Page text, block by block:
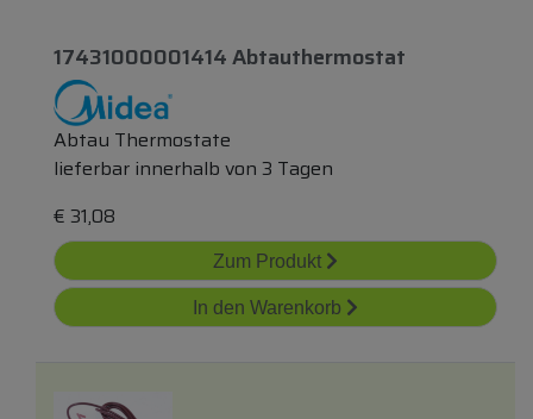
17431000001414 Abtauthermostat
Abtau Thermostate
lieferbar innerhalb von 3 Tagen
€ 31,08
Zum Produkt
In den Warenkorb